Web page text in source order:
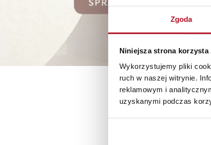
Zgoda
Niniejsza strona
Wykorzystujemy pliki
ruch w naszej witrynie.
reklamowym i
uzyskanymi podczas